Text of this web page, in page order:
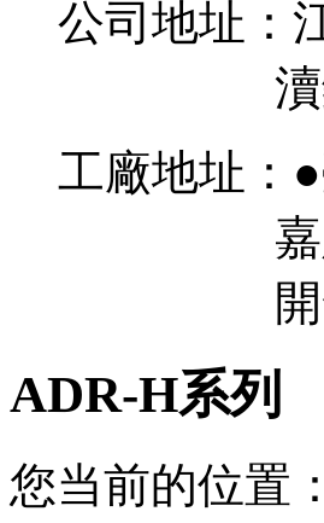
公司地址：
瀆鎮中
工廠地址：
嘉定工
開發區
ADR-H系列
您当前的位置：